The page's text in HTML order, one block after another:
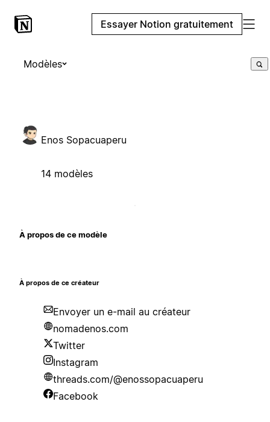
Essayer Notion gratuitement
Modèles
Enos Sopacuaperu
14 modèles
À propos de ce modèle
À propos de ce créateur
Envoyer un e-mail au créateur
nomadenos.com
Twitter
Instagram
threads.com/@enossopacuaperu
Facebook